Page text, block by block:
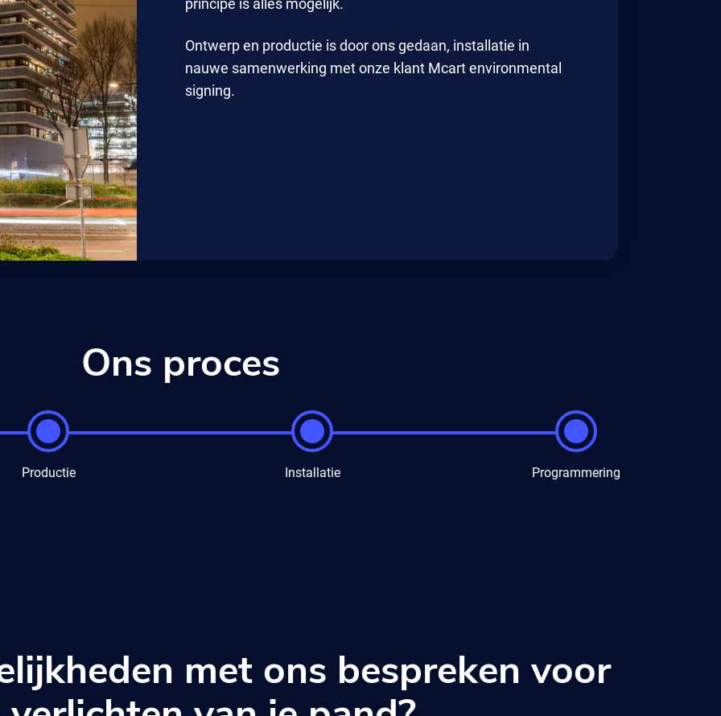
principe is alles mogelijk.
Ontwerp en productie is door ons gedaan, installatie in
nauwe samenwerking met onze klant Mcart environmental
signing.
Ons proces
Productie Installatie Programmering
met ons bespreken voor